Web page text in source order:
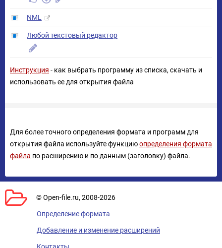
NML
Любой текстовый редактор
Инструкция - как выбрать программу из списка, скачать и
использовать ее для открытия файла
Для более точного определения формата и программ для
открытия файла используйте функциюопределения формата
файла по расширению и по данным (заголовку) файла.
© Open-file.ru, 2008-2026
Определение формата
Добавление и изменение расширений